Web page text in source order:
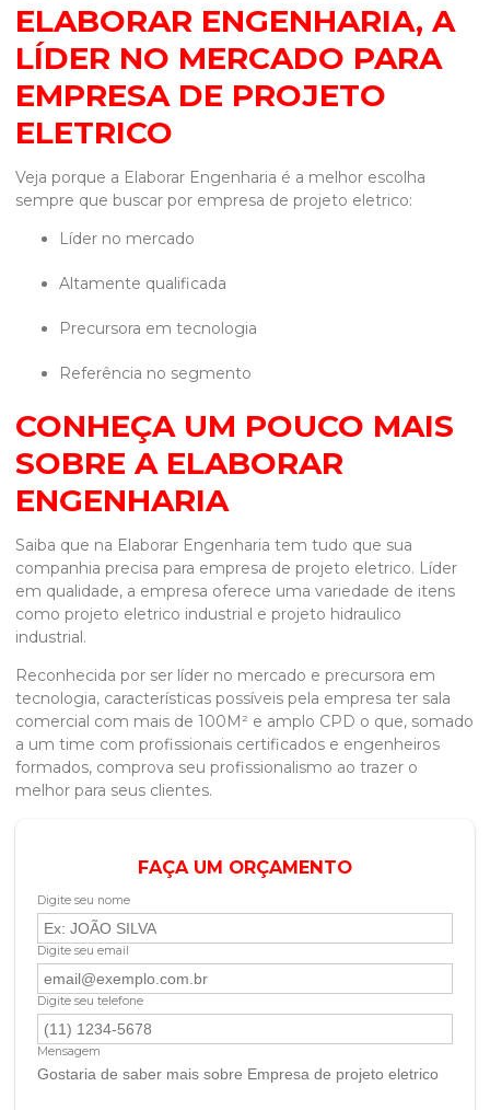
ELABORAR ENGENHARIA, A
LÍDER NO MERCADO PARA
EMPRESA DE PROJETO
ELETRICO
Veja porque a Elaborar Engenharia é a melhor escolha
sempre que buscar por empresa de projeto eletrico:
líder no mercado
altamente qualificada
precursora em tecnologia
referência no segmento
CONHEÇA UM POUCO MAIS
SOBRE A ELABORAR
ENGENHARIA
Saiba que na Elaborar Engenharia tem tudo que sua
companhia precisa para empresa de projeto eletrico. Líder
em qualidade, a empresa oferece uma variedade de itens
como projeto eletrico industrial e projeto hidraulico
industrial.
Reconhecida por ser líder no mercado e precursora em
tecnologia, características possíveis pela empresa ter sala
comercial com mais de 100M² e amplo CPD o que, somado
a um time com profissionais certificados e engenheiros
formados, comprova seu profissionalismo ao trazer o
melhor para seus clientes.
FAÇA UM ORÇAMENTO
Digite seu nome
Digite seu email
Digite seu telefone
Mensagem